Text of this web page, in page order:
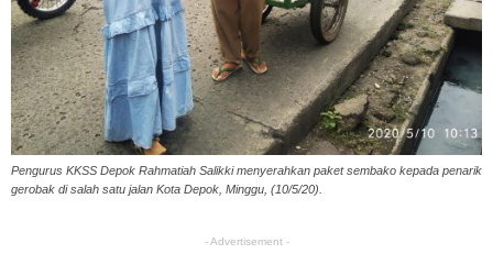
Pengurus KKSS Depok Rahmatiah Salikki menyerahkan paket sembako kepada penarik
gerobak di salah satu jalan Kota Depok, Minggu, (10/5/20).
- Advertisement -